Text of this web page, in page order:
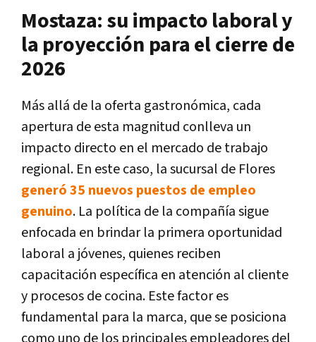
Mostaza: su impacto laboral y
la proyección para el cierre de
2026
Más allá de la oferta gastronómica, cada
apertura de esta magnitud conlleva un
impacto directo en el mercado de trabajo
regional. En este caso, la sucursal de Flores
generó 35 nuevos puestos de empleo
genuino. La política de la compañía sigue
enfocada en brindar la primera oportunidad
laboral a jóvenes, quienes reciben
capacitación específica en atención al cliente
y procesos de cocina. Este factor es
fundamental para la marca, que se posiciona